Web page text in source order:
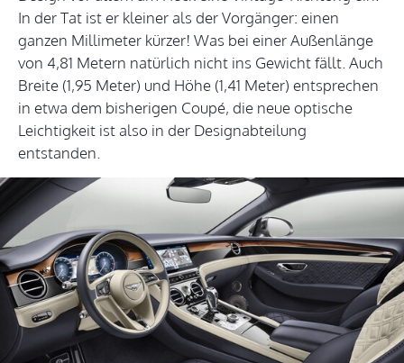
In der Tat ist er kleiner als der Vorgänger: einen
ganzen Millimeter kürzer! Was bei einer Außenlänge
von 4,81 Metern natürlich nicht ins Gewicht fällt. Auch
Breite (1,95 Meter) und Höhe (1,41 Meter) entsprechen
in etwa dem bisherigen Coupé, die neue optische
Leichtigkeit ist also in der Designabteilung
entstanden.